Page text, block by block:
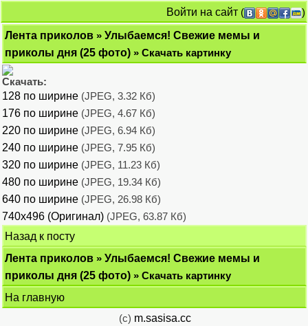
Войти на сайт (
)
Лента приколов » Улыбаемся! Свежие мемы и
приколы дня (25 фото) » Скачать картинку
Скачать:
128 по ширине (JPEG, 3.32 Кб)
176 по ширине (JPEG, 4.67 Кб)
220 по ширине (JPEG, 6.94 Кб)
240 по ширине (JPEG, 7.95 Кб)
320 по ширине (JPEG, 11.23 Кб)
480 по ширине (JPEG, 19.34 Кб)
640 по ширине (JPEG, 26.98 Кб)
740x496 (Оригинал) (JPEG, 63.87 Кб)
Назад к посту
Лента приколов » Улыбаемся! Свежие мемы и
приколы дня (25 фото) » Скачать картинку
На главную
(c) m.sasisa.cc